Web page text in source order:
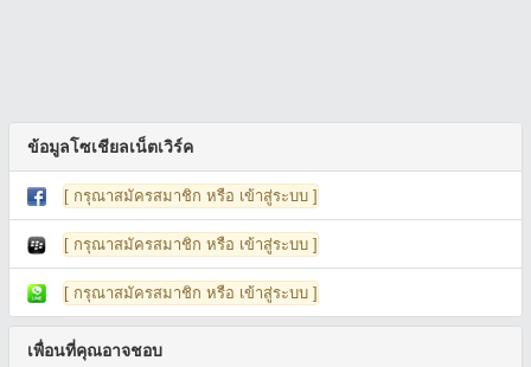
ข้อมูลโซเชียลเน็ตเวิร์ค
[ กรุณาสมัครสมาชิก หรือ เข้าสู่ระบบ ]
[ กรุณาสมัครสมาชิก หรือ เข้าสู่ระบบ ]
[ กรุณาสมัครสมาชิก หรือ เข้าสู่ระบบ ]
เพื่อนที่คุณอาจชอบ